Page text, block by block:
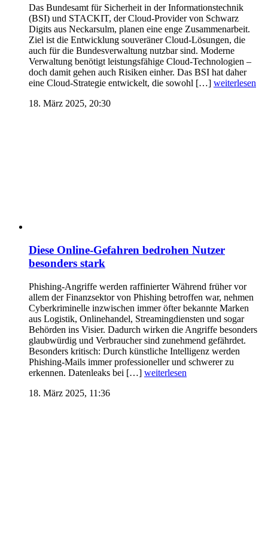
Das Bundesamt für Sicherheit in der Informationstechnik
(BSI) und STACKIT, der Cloud-Provider von Schwarz
Digits aus Neckarsulm, planen eine enge Zusammenarbeit.
Ziel ist die Entwicklung souveräner Cloud-Lösungen, die
auch für die Bundesverwaltung nutzbar sind. Moderne
Verwaltung benötigt leistungsfähige Cloud-Technologien –
doch damit gehen auch Risiken einher. Das BSI hat daher
eine Cloud-Strategie entwickelt, die sowohl […] weiterlesen
18. März 2025, 20:30
Diese Online-Gefahren bedrohen Nutzer
besonders stark
Phishing-Angriffe werden raffinierter Während früher vor
allem der Finanzsektor von Phishing betroffen war, nehmen
Cyberkriminelle inzwischen immer öfter bekannte Marken
aus Logistik, Onlinehandel, Streamingdiensten und sogar
Behörden ins Visier. Dadurch wirken die Angriffe besonders
glaubwürdig und Verbraucher sind zunehmend gefährdet.
Besonders kritisch: Durch künstliche Intelligenz werden
Phishing-Mails immer professioneller und schwerer zu
erkennen. Datenleaks bei […] weiterlesen
18. März 2025, 11:36